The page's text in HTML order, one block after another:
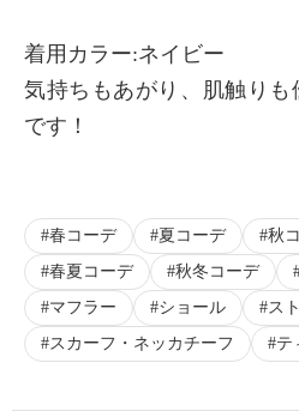
着用カラー:ネイビー
気持ちもあがり、肌触り
です！
春コーデ 夏コーデ 秋
春夏コーデ
秋冬コーデ
マフラー
ショール
ス
スカーフ・ネッカチーフ
テ